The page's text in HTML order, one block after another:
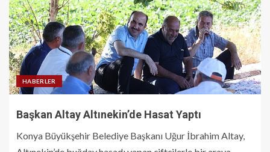
HABERLER
Başkan Altay Altınekin’de Hasat Yaptı
Konya Büyükşehir Belediye Başkanı Uğur İbrahim Altay,